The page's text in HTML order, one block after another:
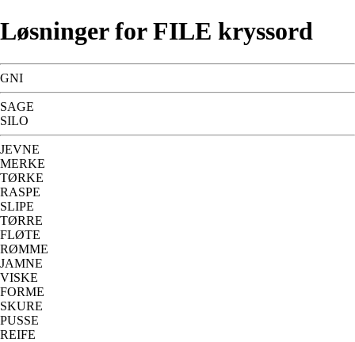
Løsninger for FILE kryssord
GNI
SAGE
SILO
JEVNE
MERKE
TØRKE
RASPE
SLIPE
TØRRE
FLØTE
RØMME
JAMNE
VISKE
FORME
SKURE
PUSSE
REIFE